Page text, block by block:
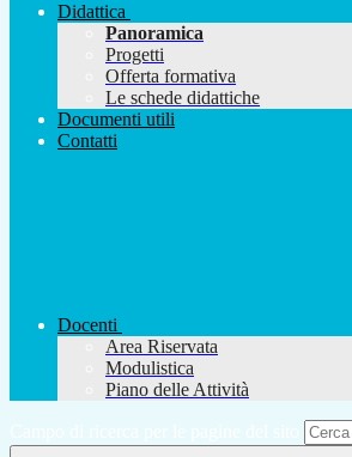
Didattica
Panoramica
Progetti
Offerta formativa
Le schede didattiche
Documenti utili
Contatti
Docenti
Area Riservata
Modulistica
Piano delle Attività